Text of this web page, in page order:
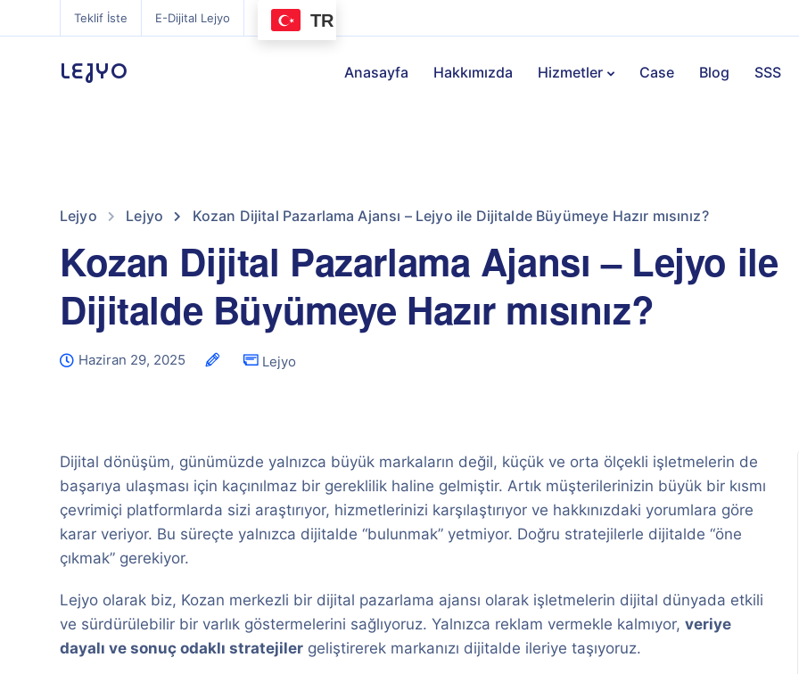
Teklif İste E-Dijital Lejyo TR
LEJYO Anasayfa Hakkımızda Hizmetler Case Blog SSS
Lejyo Lejyo Kozan Dijital Pazarlama Ajansı – Lejyo ile Dijitalde Büyümeye Hazır mısınız?
Kozan Dijital Pazarlama Ajansı – Lejyo ile
Dijitalde Büyümeye Hazır mısınız?
Haziran 29, 2025 Lejyo
Dijital dönüşüm, günümüzde yalnızca büyük markaların değil, küçük ve orta ölçekli işletmelerin de
başarıya ulaşması için kaçınılmaz bir gereklilik haline gelmiştir. Artık müşterilerinizin büyük bir kısmı
çevrimiçi platformlarda sizi araştırıyor, hizmetlerinizi karşılaştırıyor ve hakkınızdaki yorumlara göre
karar veriyor. Bu süreçte yalnızca dijitalde “bulunmak” yetmiyor. Doğru stratejilerle dijitalde “öne
çıkmak” gerekiyor.
Lejyo olarak biz, Kozan merkezli bir dijital pazarlama ajansı olarak işletmelerin dijital dünyada etkili
ve sürdürülebilir bir varlık göstermelerini sağlıyoruz. Yalnızca reklam vermekle kalmıyor, veriye
dayalı ve sonuç odaklı stratejiler geliştirerek markanızı dijitalde ileriye taşıyoruz.